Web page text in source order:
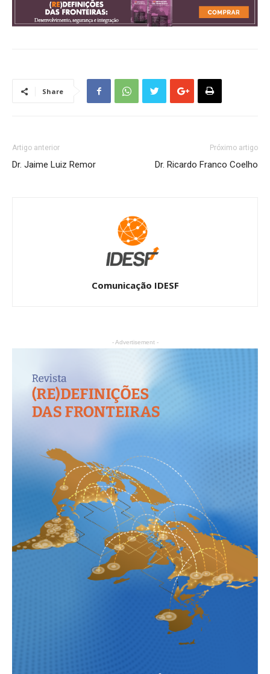
Share
Artigo anterior
Dr. Jaime Luiz Remor
Próximo artigo
Dr. Ricardo Franco Coelho
Comunicação IDESF
- Advertisement -